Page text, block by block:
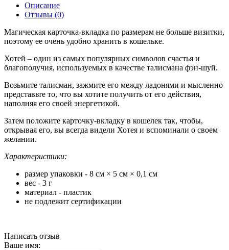
Описание
Отзывы (0)
Магическая карточка-вкладка по размерам не больше визитки,
поэтому ее очень удобно хранить в кошельке.
Хотей – один из самых популярных символов счастья и
благополучия, используемых в качестве талисмана фэн-шуй.
Возьмите талисман, зажмите его между ладонями и мысленно
представьте то, что вы хотите получить от его действия,
наполняя его своей энергетикой.
Затем положите карточку-вкладку в кошелек так, чтобы,
открывая его, вы всегда видели Хотея и вспоминали о своем
желании.
Характеристики:
размер упаковки - 8 см × 5 см × 0,1 см
вес - 3 г
материал - пластик
не подлежит сертификации
Написать отзыв
Ваше имя: